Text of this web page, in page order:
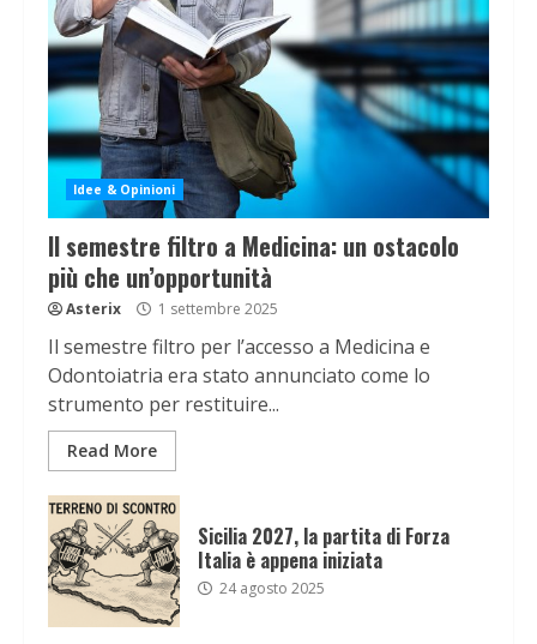
Idee & Opinioni
Il semestre filtro a Medicina: un ostacolo
più che un’opportunità
Asterix 1 settembre 2025
Il semestre filtro per l’accesso a Medicina e
Odontoiatria era stato annunciato come lo
strumento per restituire...
Read More
Sicilia 2027, la partita di Forza
Italia è appena iniziata
24 agosto 2025